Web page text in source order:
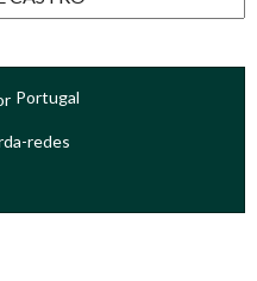
Portugal
redes